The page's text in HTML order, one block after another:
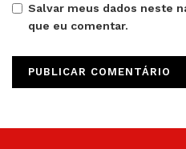
Salvar meus dados neste
que eu comentar.